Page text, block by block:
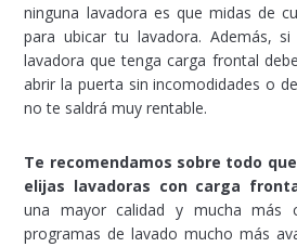
ninguna lavadora es que midas de
para ubicar tu lavadora. Además,
lavadora que tenga carga frontal
abrir la puerta sin incomodidades o
no te saldrá muy rentable.
Te recomendamos sobre todo
elijas lavadoras con carga
una mayor calidad y mucha más
programas de lavado mucho más